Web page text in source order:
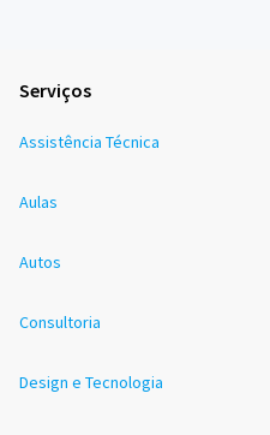
Serviços
Assistência Técnica
Aulas
Autos
Consultoria
Design e Tecnologia